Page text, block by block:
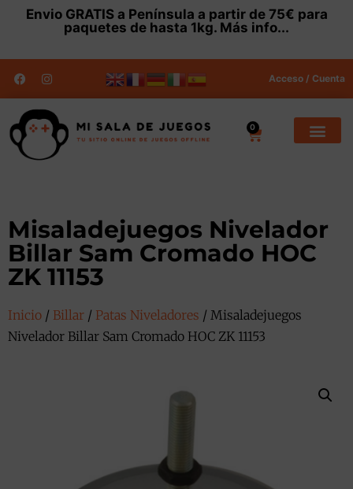
Envio GRATISa Península a partir de 75€ para
paquetes de hasta 1kg. Más info...
Acceso / Cuenta
0
Misaladejuegos Nivelador
Billar Sam Cromado HOC
ZK 11153
Inicio / Billar / Patas Niveladores / Misaladejuegos
Nivelador Billar Sam Cromado HOC ZK 11153